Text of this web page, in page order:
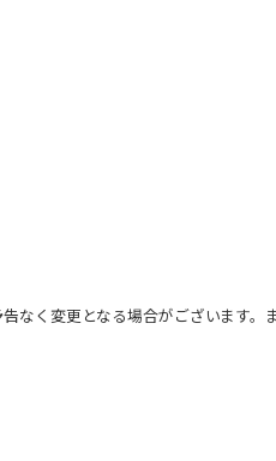
く変更となる場合がございます。